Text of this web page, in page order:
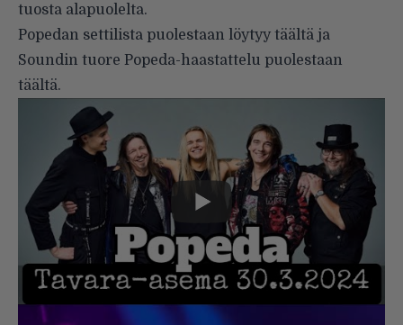
tuosta alapuolelta.
Popedan settilista puolestaan löytyy täältä ja
Soundin tuore Popeda-haastattelu puolestaan
täältä.